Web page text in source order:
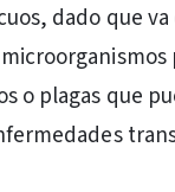
dado que
o plagas que